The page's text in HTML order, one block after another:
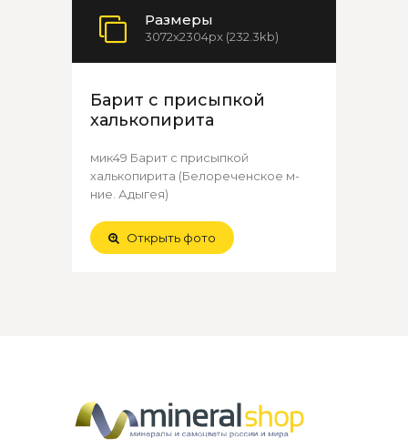
Размеры
3072x2304px (232.3kb)
Барит с присыпкой
халькопирита
мик49 Барит с присыпкой
халькопирита (Белореченское м-
ние. Адыгея)
Открыть фото